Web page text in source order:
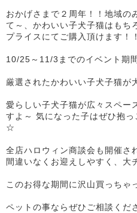
おかげさまで２周年！！地域の
て～、かわいい子犬子猫はもち
プライスにてご購入頂けます！！
10/25～11/3までのイベント期
厳選されたかわいい子犬子猫が
愛らしい子犬子猫が広々スペー
すよ～ 気になった子はぜひ抱
☆
全店ハロウィン商談会も開催さ
間違いなくお迎えしやすく、大
このお得な期間に沢山買っちゃ
ペットの事ならぜひご相談くだ